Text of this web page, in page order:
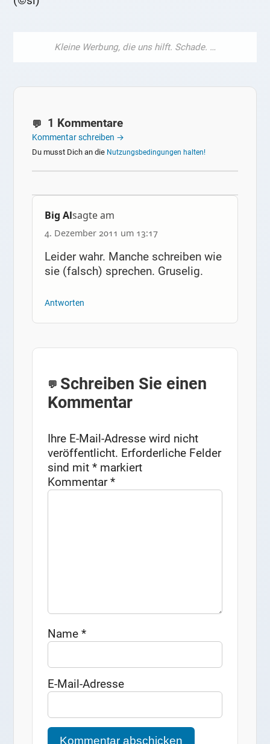
1 Kommentare
Kommentar schreiben →
Du musst Dich an die Nutzungsbedingungen halten!
Big Alsagte am
4. Dezember 2011 um 13:17
Leider wahr. Manche schreiben wie
sie (falsch) sprechen. Gruselig.
Antworten
Schreiben Sie einen
Kommentar
Ihre E-Mail-Adresse wird nicht
veröffentlicht. Erforderliche Felder
sind mit* markiert
Kommentar*
Name*
E-Mail-Adresse